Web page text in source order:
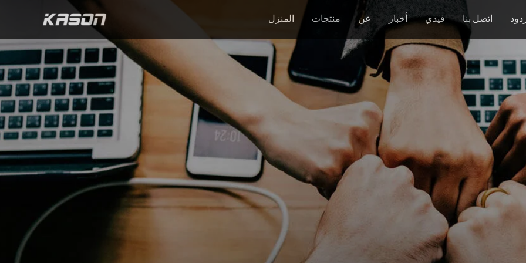
المنزل منتجات عن أخبار فيدي اتصل بنا